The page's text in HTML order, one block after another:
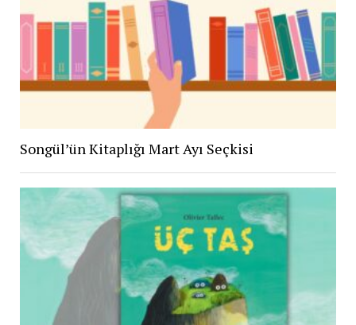
Songül’ün Kitaplığı Mart Ayı Seçkisi